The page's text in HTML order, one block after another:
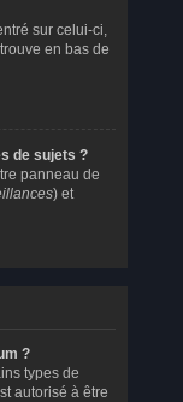
sur celui-ci,
en bas de
de sujets ?
panneau de
) et
?
types de
autorisé à être